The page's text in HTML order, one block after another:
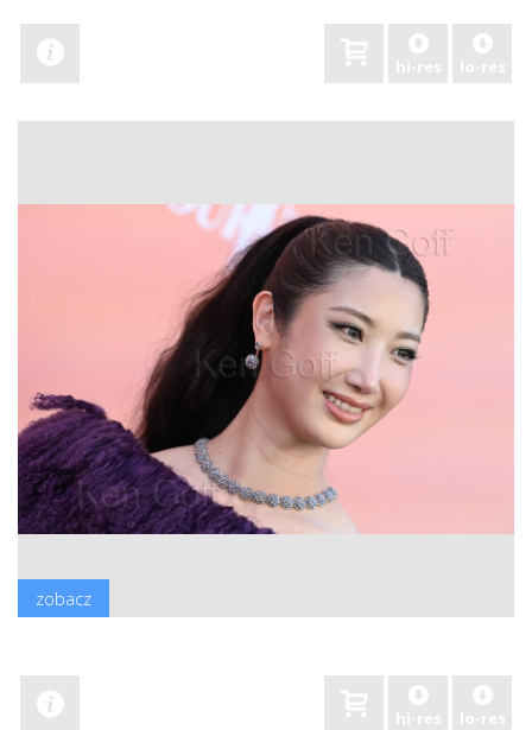
hi-res lo-res
zobacz
hi-res lo-res